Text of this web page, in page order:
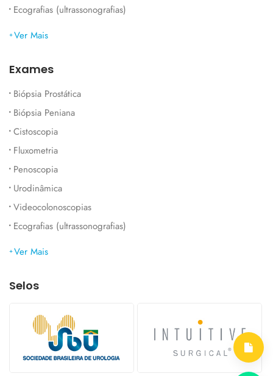
Ecografias (ultrassonografias)
Ver Mais
Exames
Biópsia Prostática
Biópsia Peniana
Cistoscopia
Fluxometria
Penoscopia
Urodinâmica
Videocolonoscopias
Ecografias (ultrassonografias)
Ver Mais
Selos